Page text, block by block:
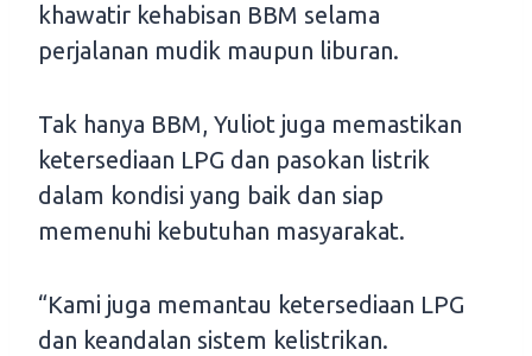
khawatir kehabisan BBM selama
perjalanan mudik maupun liburan.
Tak hanya BBM, Yuliot juga memastikan
ketersediaan LPG dan pasokan listrik
dalam kondisi yang baik dan siap
memenuhi kebutuhan masyarakat.
“Kami juga memantau ketersediaan LPG
dan keandalan sistem kelistrikan.